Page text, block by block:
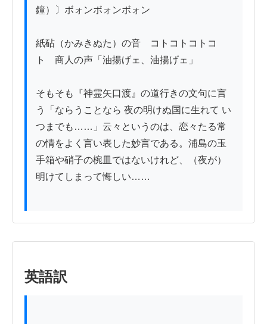
鐘）〕ボォンボォンボォン
紙砧（かみきぬた）の音　コトコトコトコ
ト　商人の声「油揚げェ、油揚げェ」
そもそも『神霊矢口渡』の道行きの文句に言
う「ならうことなら 夜の明けぬ国に生れて い
つまでも……」云々というのは、恋々たる常
の情をよく言い表した妙言である。浦島の玉
手箱や硝子の椀皿ではないけれど、（夜が）
明けてしまって悔しい……
英語訳